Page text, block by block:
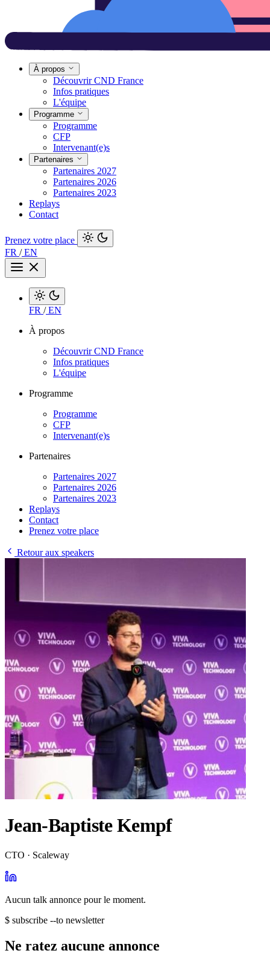
À propos
Découvrir CND France
Infos pratiques
L'équipe
Programme
Programme
CFP
Intervenant(e)s
Partenaires
Partenaires 2027
Partenaires 2026
Partenaires 2023
Replays
Contact
Prenez votre place
FR /EN
FR /EN
À propos
Découvrir CND France
Infos pratiques
L'équipe
Programme
Programme
CFP
Intervenant(e)s
Partenaires
Partenaires 2027
Partenaires 2026
Partenaires 2023
Replays
Contact
Prenez votre place
Retour aux speakers
Jean-Baptiste Kempf
CTO · Scaleway
Aucun talk annonce pour le moment.
$ subscribe --to newsletter
Ne ratez aucune annonce